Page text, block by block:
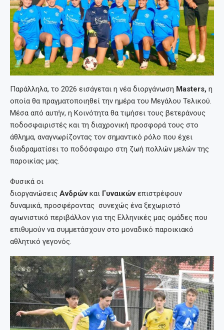
Παράλληλα, το 2026 εισάγεται η νέα διοργάνωση Masters, η
οποία θα πραγματοποιηθεί την ημέρα του Μεγάλου Τελικού.
Μέσα από αυτήν, η Κοινότητα θα τιμήσει τους βετεράνους
ποδοσφαιριστές και τη διαχρονική προσφορά τους στο
άθλημα, αναγνωρίζοντας τον σημαντικό ρόλο που έχει
διαδραματίσει το ποδόσφαιρο στη ζωή πολλών μελών της
παροικίας μας.
Φυσικά οι
διοργανώσεις Ανδρώνκαι Γυναικώνεπιστρέφουν
δυναμικά, προσφέροντας συνεχώς ένα ξεχωριστό
αγωνιστικό περιβάλλον για της Ελληνικές μας ομάδες που
επιθυμούν να συμμετάσχουν στο μοναδικό παροικιακό
αθλητικό γεγονός.